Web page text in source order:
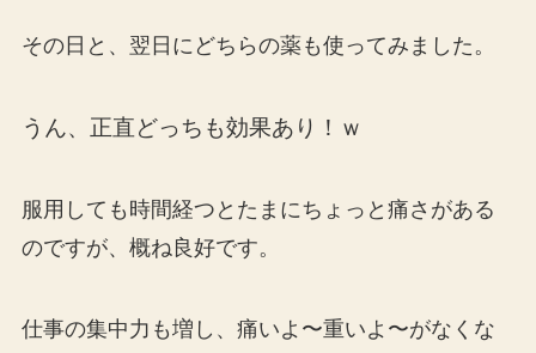
その日と、翌日にどちらの薬も使ってみました。
うん、正直どっちも効果あり！ｗ
服用しても時間経つとたまにちょっと痛さがある
のですが、概ね良好です。
仕事の集中力も増し、痛いよ〜重いよ〜がなくな